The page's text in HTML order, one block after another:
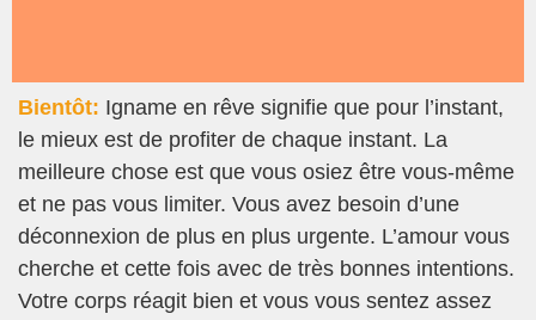
Bientôt: Igname en rêve signifie que pour l’instant,
le mieux est de profiter de chaque instant. La
meilleure chose est que vous osiez être vous-même
et ne pas vous limiter. Vous avez besoin d’une
déconnexion de plus en plus urgente. L’amour vous
cherche et cette fois avec de très bonnes intentions.
Votre corps réagit bien et vous vous sentez assez